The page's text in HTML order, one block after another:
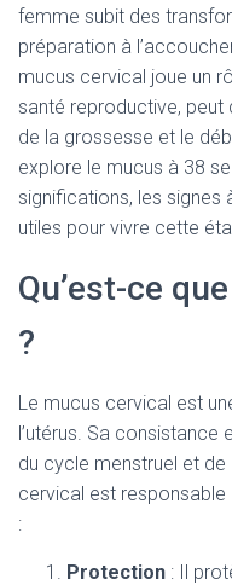
femme subit des
préparation à
mucus cervical joue un
santé reproductive, peut
de la grossesse et le
explore le mucus à 38
significations, les signes
utiles pour vivre cette
Qu’est-ce
?
Le mucus cervical est
l’utérus. Sa consistance
du cycle menstruel et de
cervical est
:
Protection : Il